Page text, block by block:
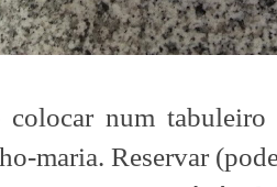
colocar num
maria. Reservar